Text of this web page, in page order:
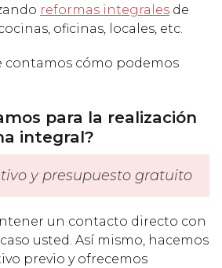
reformas integrales de
oficinas, locales, etc.
contamos cómo podemos
para la realización
integral?
y presupuesto gratuito
un contacto directo con
usted. Así mismo, hacemos
previo y ofrecemos